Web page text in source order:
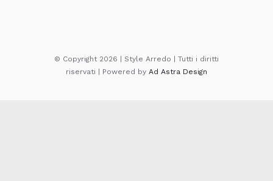
© Copyright 2026 | Style Arredo | Tutti i diritti
riservati | Powered by Ad Astra Design